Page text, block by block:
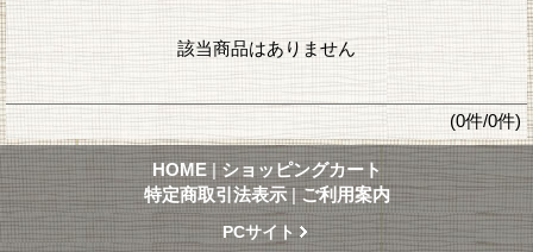
該当商品はありません
(0件/0件)
HOME | ショッピングカート
特定商取引法表示 | ご利用案内
PCサイト